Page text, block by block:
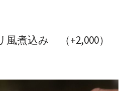
風煮込み （+2,000）